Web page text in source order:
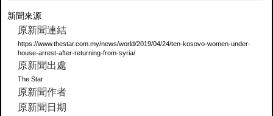
新聞來源
原新聞連結
https://www.thestar.com.my/news/world/2019/04/24/ten-kosovo-women-under-
house-arrest-after-returning-from-syria/
原新聞出處
The Star
原新聞作者
原新聞日期